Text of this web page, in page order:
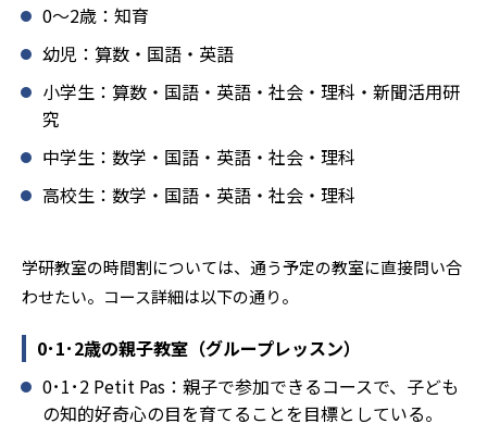
知・情・意のバランスのとれた生徒の育成を推進。「教室
でのあいさつ」「くつ・かばんの整とん」といったしつけ
面の指導も実施し、全人的な教育に取り組んでいる点も、
メリットと言えるだろう。
学研教室のデメリットとしては、基礎をより重視している
分、生徒によっては物足りなく感じる可能性がある点だろ
0〜2歳：知育
幼児：算数・国語・英語
小学生：算数・国語・英語・社会・理科・新聞活用研
究
中学生：数学・国語・英語・社会・理科
高校生：数学・国語・英語・社会・理科
学研教室の時間割については、通う予定の教室に直接問い合
わせたい。コース詳細は以下の通り。
0･1･2歳の親子教室（グループレッスン）
0･1･2 Petit Pas：親子で参加できるコースで、子ども
の知的好奇心の目を育てることを目標としている。